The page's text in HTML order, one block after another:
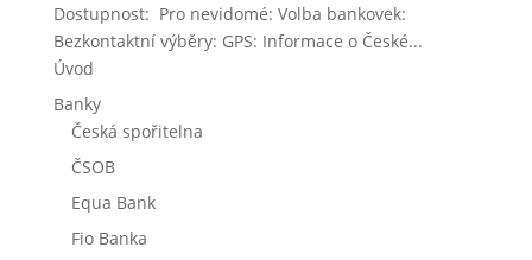
Dostupnost: Pro nevidomé: Volba bankovek:
Bezkontaktní výběry: GPS: Informace o České...
Úvod
Banky
Česká spořitelna
ČSOB
Equa Bank
Fio Banka